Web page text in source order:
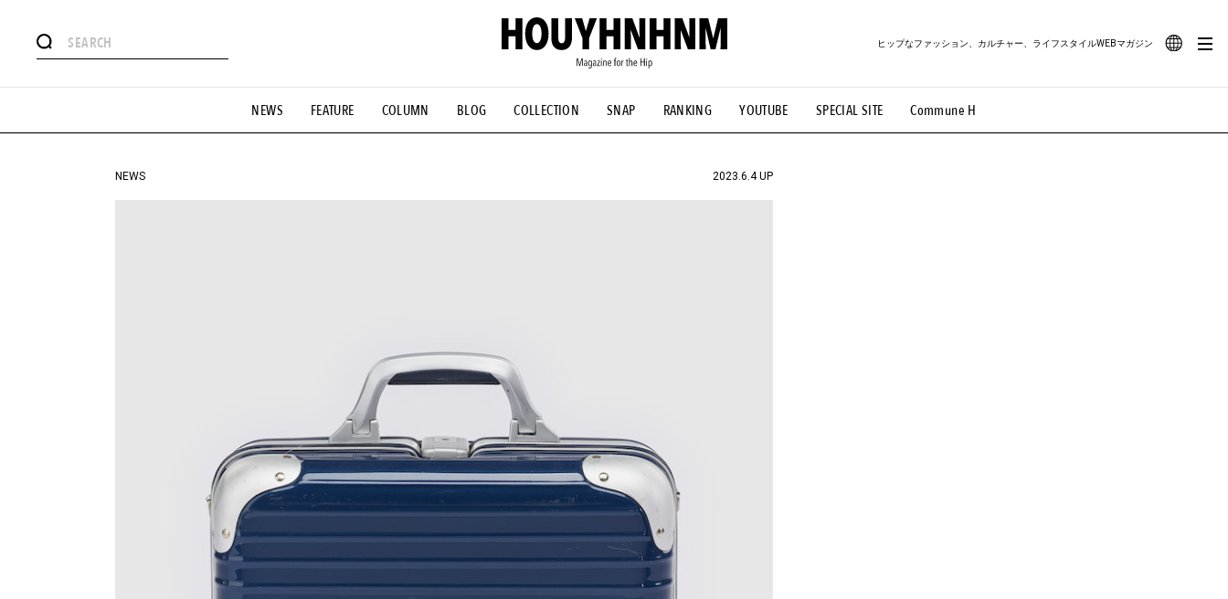
NEWS FEATURE COLUMN BLOG COLLECTION SNAP RANKING YOUTUBE SPECIAL SITE Commune H
ヒップなファッション、カルチャー、ライフスタイルWEBマガジン
#憧れの逸品 #ESSENTIAL DESIGNS #古着サミット #NEW VINTAGE #マイナーグッド図鑑 #路地裏てぃーん。 #MONTHLY JOURNAL
#GH 銘品の所以 #フイナムのYouTube #Commune H #FOCUS IT #AH.H #ととけん #FASHION #MUSIC #MOVIE #LIFESTYLE #SNEAKER #OUTDOOR
#HANDSOME HANDBOOK
NEWS 2023.6.4 UP